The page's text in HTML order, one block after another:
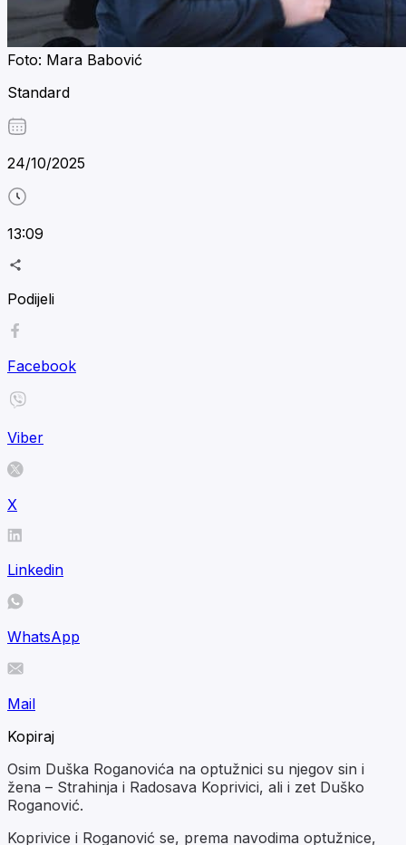
Foto: Mara Babović
Standard
24/10/2025
13:09
Podijeli
Facebook
Viber
X
Linkedin
WhatsApp
Mail
Kopiraj
Osim Duška Roganovića na optužnici su njegov sin i
žena – Strahinja i Radosava Koprivici, ali i zet Duško
Roganović.
Koprivice i Roganović se, prema navodima optužnice,